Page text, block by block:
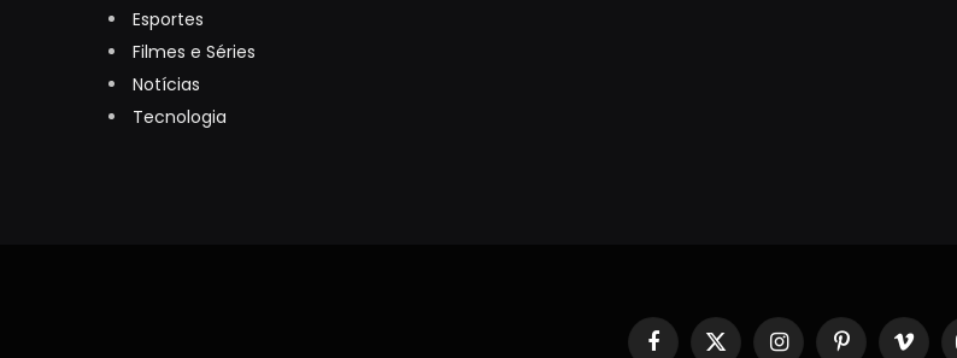
Esportes
Filmes e Séries
Notícias
Tecnologia
Facebook
X InstagramPinterestVimeo